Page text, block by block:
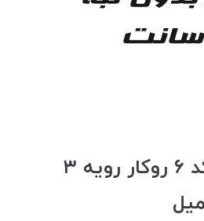
قاب چراغ لاینی کد ۶ روکار رویه ۳